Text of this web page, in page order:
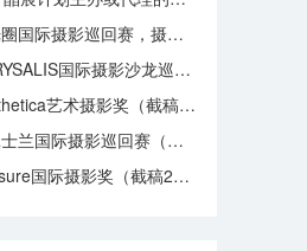
回赛，摄影师王献艺、屈鹏程等摘金
影沙龙巡回赛（截稿2026年8月31日）
摄影奖（截稿2026年8月29日）
影巡回赛（截稿2026年8月28日）
摄影奖（截稿2026年8月27日）